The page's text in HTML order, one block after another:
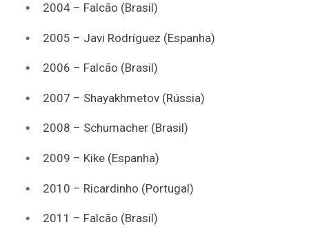
2004 – Falcão (Brasil)
2005 – Javi Rodríguez (Espanha)
2006 – Falcão (Brasil)
2007 – Shayakhmetov (Rússia)
2008 – Schumacher (Brasil)
2009 – Kike (Espanha)
2010 – Ricardinho (Portugal)
2011 – Falcão (Brasil)